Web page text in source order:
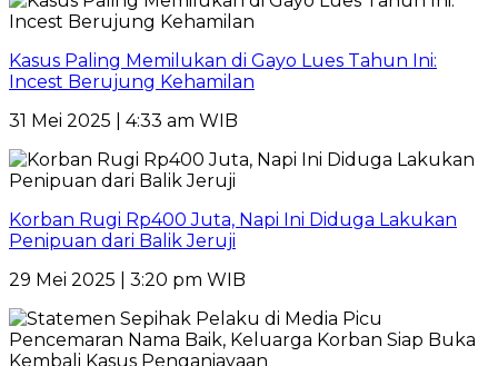
Kasus Paling Memilukan di Gayo Lues Tahun Ini:
Incest Berujung Kehamilan
31 Mei 2025 | 4:33 am WIB
Korban Rugi Rp400 Juta, Napi Ini Diduga Lakukan
Penipuan dari Balik Jeruji
29 Mei 2025 | 3:20 pm WIB